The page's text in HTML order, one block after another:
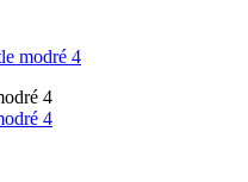
modré 4